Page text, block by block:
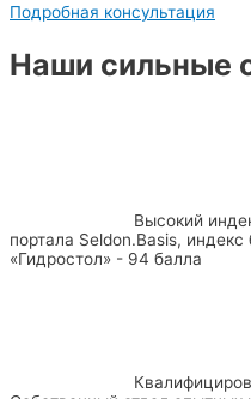
Подробная консультация
Наши сильные
Высокий
портала Seldon.Basis,
«Гидростол» - 94 балла